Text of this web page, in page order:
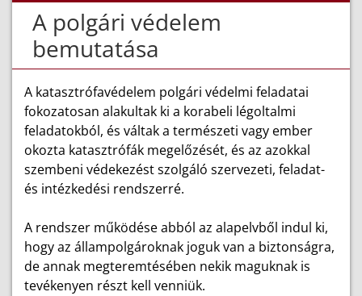
A polgári védelem
bemutatása
A katasztrófavédelem polgári védelmi feladatai
fokozatosan alakultak ki a korabeli légoltalmi
feladatokból, és váltak a természeti vagy ember
okozta katasztrófák megelőzését, és az azokkal
szembeni védekezést szolgáló szervezeti, feladat-
és intézkedési rendszerré.
A rendszer működése abból az alapelvből indul ki,
hogy az állampolgároknak joguk van a biztonságra,
de annak megteremtésében nekik maguknak is
tevékenyen részt kell venniük.